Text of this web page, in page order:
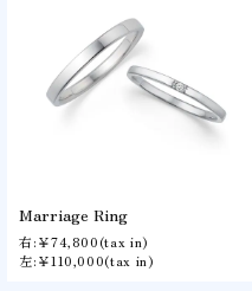
Marriage Ring
右:￥74,800(tax in)
左:￥110,000(tax in)